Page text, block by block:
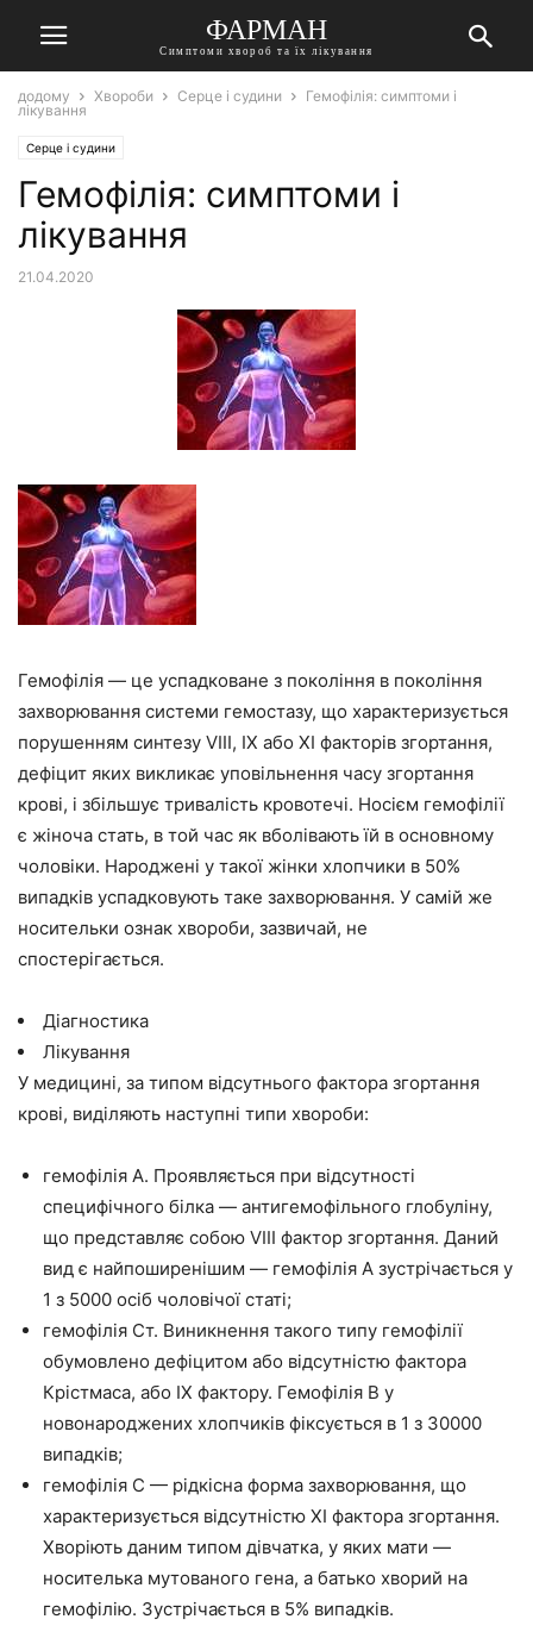
ФАРМАН
Симптоми хвороб та їх лікування
додому Хвороби Серце і судини
Гемофілія: симптоми і
лікування
Серце і судини
Гемофілія: симптоми і
лікування
21.04.2020
Гемофілія — це успадковане з покоління в покоління
захворювання системи гемостазу, що характеризується
порушенням синтезу VIII, IX або XI факторів згортання,
дефіцит яких викликає уповільнення часу згортання
крові, і збільшує тривалість кровотечі. Носієм гемофілії
є жіноча стать, в той час як вболівають їй в основному
чоловіки. Народжені у такої жінки хлопчики в 50%
випадків успадковують таке захворювання. У самій же
носительки ознак хвороби, зазвичай, не
спостерігається.
Діагностика
Лікування
У медицині, за типом відсутнього фактора згортання
крові, виділяють наступні типи хвороби:
гемофілія А. Проявляється при відсутності
специфічного білка — антигемофільного глобуліну,
що представляє собою VIII фактор згортання. Даний
вид є найпоширенішим — гемофілія А зустрічається у
1 з 5000 осіб чоловічої статі;
гемофілія Ст. Виникнення такого типу гемофілії
обумовлено дефіцитом або відсутністю фактора
Крістмаса, або ІХ фактору. Гемофілія В у
новонароджених хлопчиків фіксується в 1 з 30000
випадків;
гемофілія С — рідкісна форма захворювання, що
характеризується відсутністю XI фактора згортання.
Хворіють даним типом дівчатка, у яких мати —
носителька мутованого гена, а батько хворий на
гемофілію. Зустрічається в 5% випадків.